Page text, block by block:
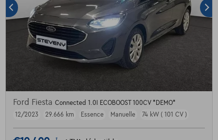
Ford Fiesta Connected 1.0I ECOBOOST 100CV *DEMO*
12/2023
29.666 km Essence Manuelle 74 kW ( 101 CV )